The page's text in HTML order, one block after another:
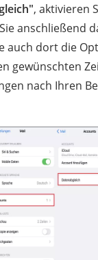
, aktivieren
anschließend
auch dort die
gewünschten
nach Ihren